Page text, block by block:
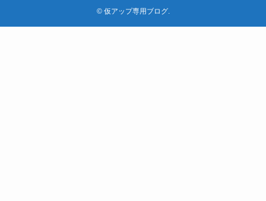
©仮アップ専用ブログ.